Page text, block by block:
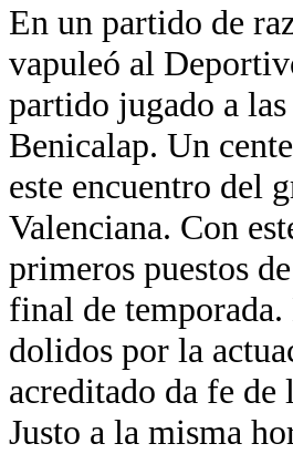
En un partido de
vapuleó al
partido jugado a
Benicalap. Un
este encuentro del
Valenciana. Con
primeros puestos
final de
dolidos por la
acreditado da fe
Justo a la misma